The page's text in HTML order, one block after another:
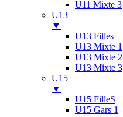
U11 Mixte 3
U13
▼
U13 Filles
U13 Mixte 1
U13 Mixte 2
U13 Mixte 3
U15
▼
U15 FilleS
U15 Gars 1